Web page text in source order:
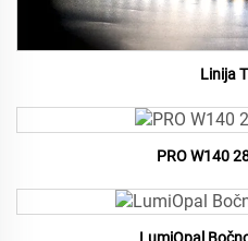
Linija
PRO W140